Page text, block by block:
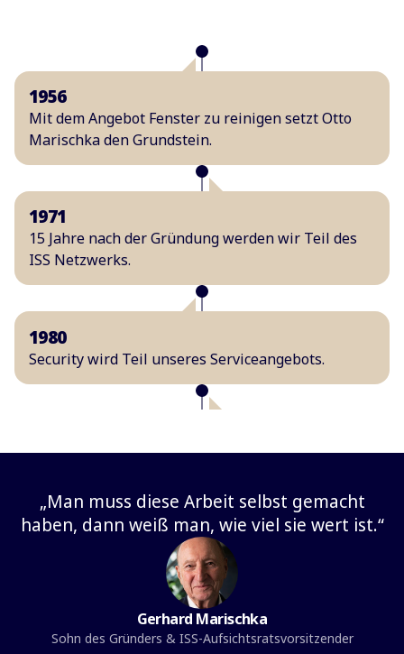
1956
Mit dem Angebot Fenster zu reinigen setzt Otto
Marischka den Grundstein.
1971
15 Jahre nach der Gründung werden wir Teil des
ISS Netzwerks.
1980
Security wird Teil unseres Serviceangebots.
Durch verschiedene Firmenkäufe erweitern wir
und in der Sicherheit.
Seit 2005 gehört technisches
Gebäudemanagement zu uns. Mit Franye bauen
wir diese Kompetenz 20 Jahre später gezielt
„Man muss diese Arbeit selbst gemacht
haben, dann weiß man, wie viel sie wert ist.“
Gerhard Marischka
Sohn des Gründers & ISS-Aufsichtsratsvorsitzender